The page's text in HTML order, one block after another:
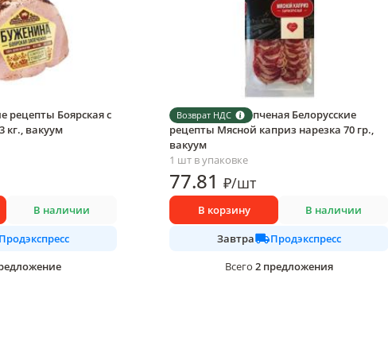
рецепты Боярская с
кг., вакуум
В наличии
Продэкспресс
Возврат НДС
Колбаса сырокопченая Белорусские
рецепты Мясной каприз нарезка 70 гр.,
вакуум
1 шт в упаковке
77.81 ₽/шт
В корзину В наличии
Завтра
Продэкспресс
Всего 2 предложения